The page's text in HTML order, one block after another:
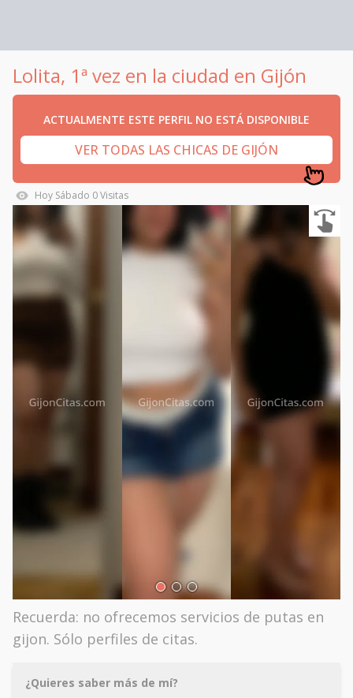
Lolita, 1ª vez en la ciudad en Gijón
ACTUALMENTE ESTE PERFIL NO ESTÁ DISPONIBLE
VER TODAS LAS CHICAS DE GIJÓN
Hoy Sábado 0Visitas
Recuerda: no ofrecemos servicios de putas en
gijon. Sólo perfiles de citas.
¿Quieres saber más de mí?